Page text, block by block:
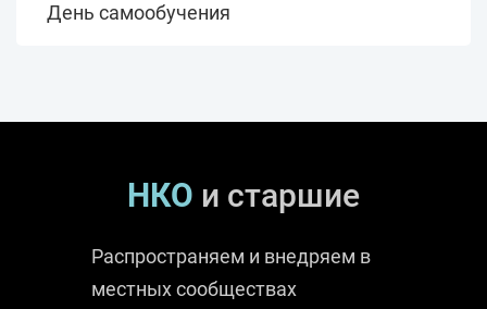
День самообучения
НКО и старшие
Распространяем и внедряем в
местных сообществах